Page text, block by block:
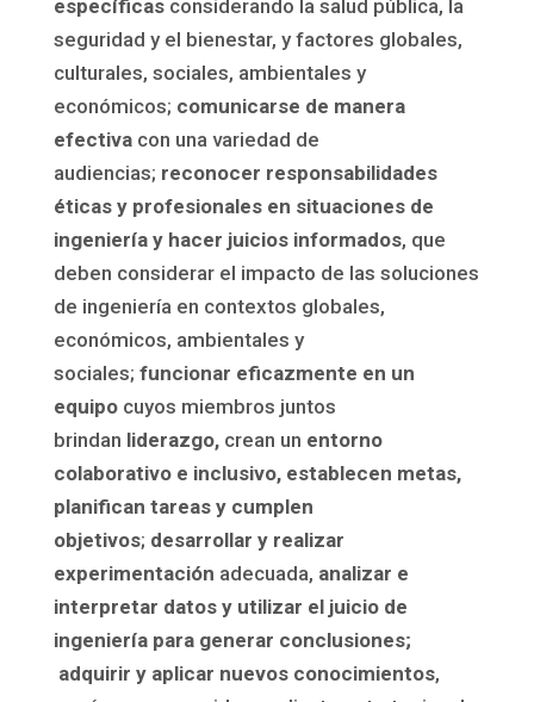
específicas considerando la salud pública, la
seguridad y el bienestar, y factores globales,
culturales, sociales, ambientales y
económicos; comunicarse de manera
efectivacon una variedad de
audiencias; reconocer responsabilidades
éticas y profesionales en situaciones de
ingeniería y hacer juicios informados, que
deben considerar el impacto de las soluciones
de ingeniería en contextos globales,
económicos, ambientales y
sociales; funcionar eficazmente en un
equipocuyos miembros juntos
brindan liderazgo, crean un entorno
colaborativo e inclusivo, establecen metas,
planifican tareas y cumplen
objetivos; desarrollar y realizar
experimentación adecuada, analizar e
interpretar datos y utilizar el juicio de
ingeniería para generar conclusiones;
adquirir y aplicar nuevos conocimientos,